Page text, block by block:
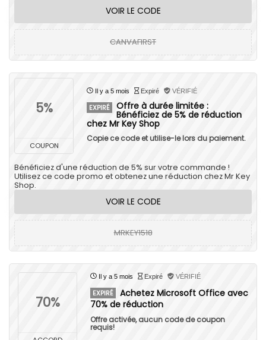
VOIR LE CODE
CANVAFIRST
5%
COUPON
Il y a 5 mois Expiré VÉRIFIÉ
EXPIRÉ Offre à durée limitée :
Bénéficiez de 5% de réduction
chez Mr Key Shop
Copie ce code et utilise-le lors du paiement.
Bénéficiez d'une réduction de 5% sur votre commande !
Utilisez ce code promo et obtenez une réduction chez Mr Key
Shop.
VOIR LE CODE
MRKEY1518
70%
Il y a 5 mois Expiré VÉRIFIÉ
EXPIRÉ
Achetez Microsoft Office avec
70% de réduction
Offre activée, aucun code de coupon
requis!